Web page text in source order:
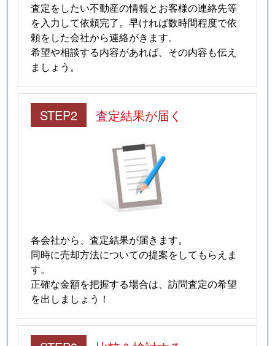
査定をしたい不動産の情報とお客様の連絡先等
を入力して依頼完了。早ければ数時間程度で依
頼をした会社から連絡がきます。
希望や相談する内容があれば、その内容も伝え
ましょう。
STEP2 査定結果が届く
各会社から、査定結果が届きます。
同時に売却方法についての提案をしてもらえま
す。
正確な金額を把握する場合は、訪問査定の希望
を出しましょう！